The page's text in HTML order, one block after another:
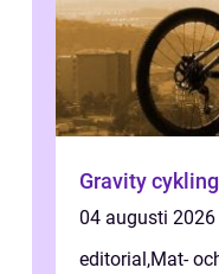
Gravity
04 augusti 2026
editorial,Mat-